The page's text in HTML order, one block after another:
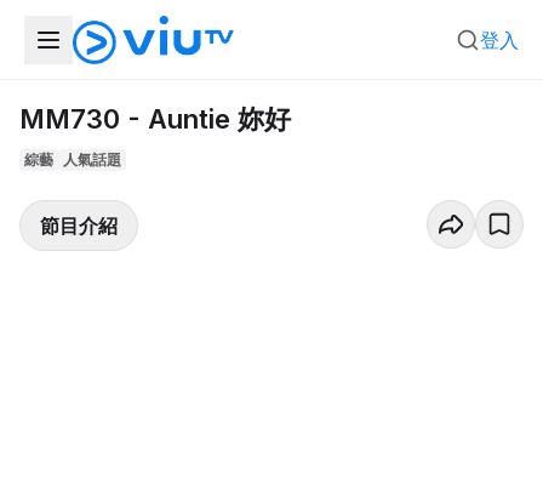
登入
MM730 - Auntie 妳好
綜藝 人氣話題
節目介紹